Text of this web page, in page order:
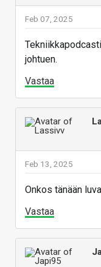
Feb 07, 2025
johtuen.
Vastaa
Feb 13, 2025
Onkos tänään
Vastaa